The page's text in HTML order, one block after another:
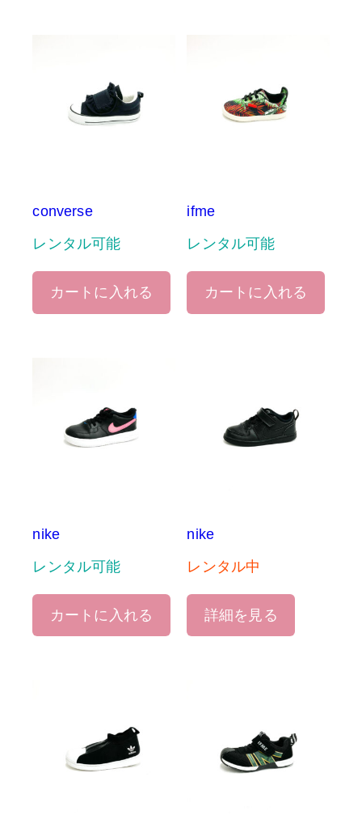
converse
レンタル可能
カートに入れる
ifme
レンタル可能
カートに入れる
nike
レンタル可能
カートに入れる
nike
レンタル中
詳細を見る